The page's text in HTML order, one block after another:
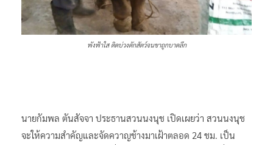
พังฟ้าใส ติดบ่วงดักสัตว์จนขาถูกบาดลึก
นายกัมพล ตันสัจจา ประธานสวนนงนุช เปิดเผยว่า สวนนงนุช
จะให้ความสำคัญและจัดควาญช้างมาเฝ้าตลอด 24 ชม. เป็น